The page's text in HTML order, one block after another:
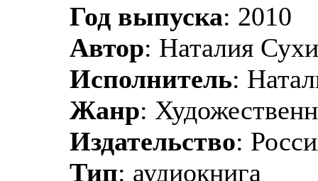
Год выпуска: 2010
Автор: Наталия
Исполнитель:
Жанр:
Издательство:
Тип: аудиокнига